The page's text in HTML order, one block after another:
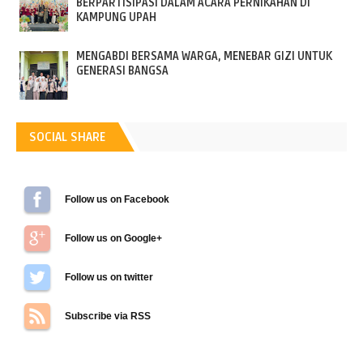
KAMPUNG UPAH
MENGABDI BERSAMA WARGA, MENEBAR GIZI UNTUK
GENERASI BANGSA
SOCIAL SHARE
Follow us on Facebook
Follow us on Google+
Follow us on Twitter
Subscribe via RSS